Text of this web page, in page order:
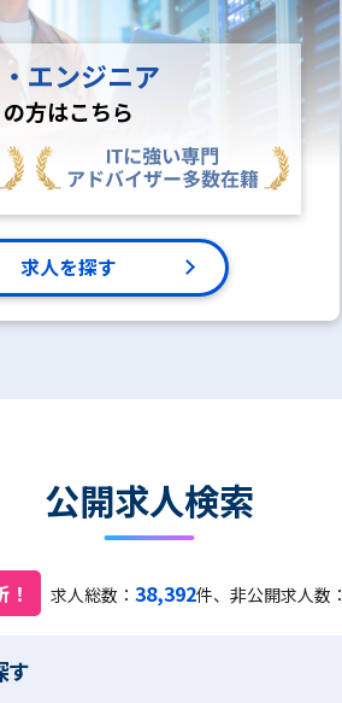
エンジニア
の方はこちら
求人を探す
公開求人検索
求人総数： 38,392件、非公開求人数：
す